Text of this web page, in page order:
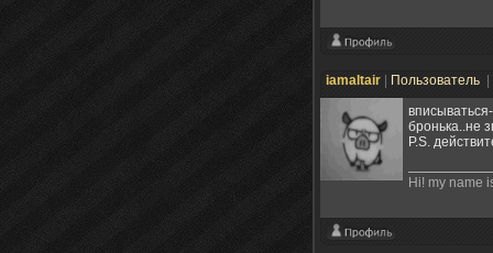
iamaltair Пользователь
бронька..не
P.S.
Hi! my name